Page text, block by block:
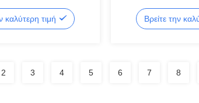
150kg Μικρό
καλύτερη τιμή
βιομηχανία
Βρείτε την
2 3 4 5 6 7 8